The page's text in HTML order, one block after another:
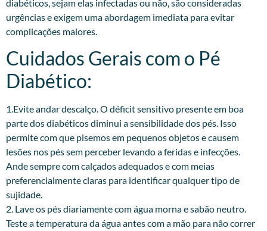
diabéticos, sejam elas infectadas ou não, são consideradas
urgências e exigem uma abordagem imediata para evitar
complicações maiores.
Cuidados Gerais com o Pé
Diabético:
1.Evite andar descalço. O déficit sensitivo presente em boa
parte dos diabéticos diminui a sensibilidade dos pés. Isso
permite com que pisemos em pequenos objetos e causem
lesões nos pés sem perceber levando a feridas e infecções.
Ande sempre com calçados adequados e com meias
preferencialmente claras para identificar qualquer tipo de
sujidade.
2. Lave os pés diariamente com água morna e sabão neutro.
Teste a temperatura da água antes com a mão para não correr